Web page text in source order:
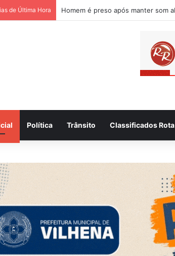
de Última Hora
Política Trânsito Classificados Rota